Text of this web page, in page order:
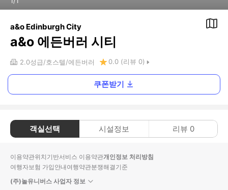
a&o Edinburgh City
a&o 에든버러 시티
2.0성급 호스텔 에든버러 0.0 (리뷰 0)
쿠폰받기
객실선택 시설정보 리뷰 0
이용약관위치기반서비스 이용약관개인정보 처리방침
여행자보험 가입안내여행약관분쟁해결기준
(주)놀유니버스 사업자 정보